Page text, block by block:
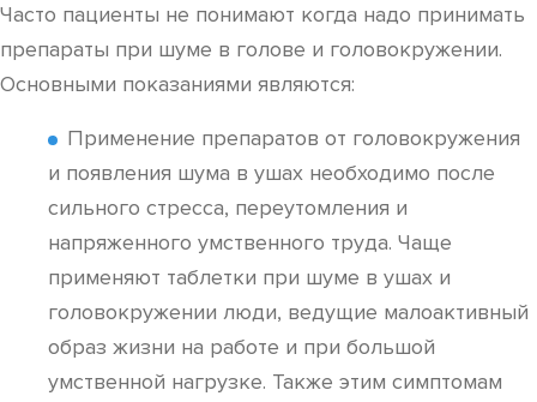
Часто пациенты не понимают когда надо принимать
препараты при шуме в голове и головокружении.
Основными показаниями являются:
Применение препаратов от головокружения
и появления шума в ушах необходимо после
сильного стресса, переутомления и
напряженного умственного труда. Чаще
применяют таблетки при шуме в ушах и
головокружении люди, ведущие малоактивный
образ жизни на работе и при большой
умственной нагрузке. Также этим симптомам